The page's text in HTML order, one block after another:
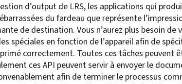
d’output de LRS, les applications qui
du fardeau que représente
de destination. Vous n’aurez plus besoin de
spéciales en fonction de l’appareil afin de
correctement. Toutes ces tâches peuvent
ces API peuvent servir à envoyer le
afin de terminer le processus